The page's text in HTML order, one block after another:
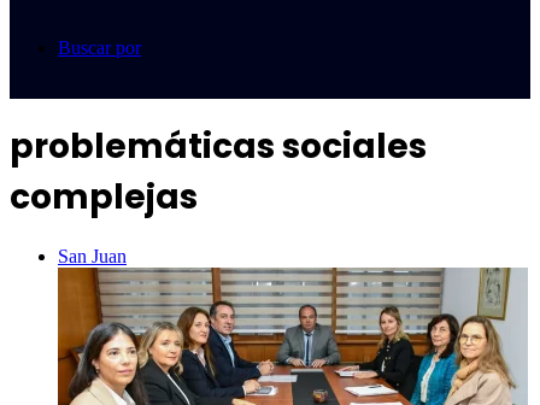
Buscar por
problemáticas sociales
complejas
San Juan